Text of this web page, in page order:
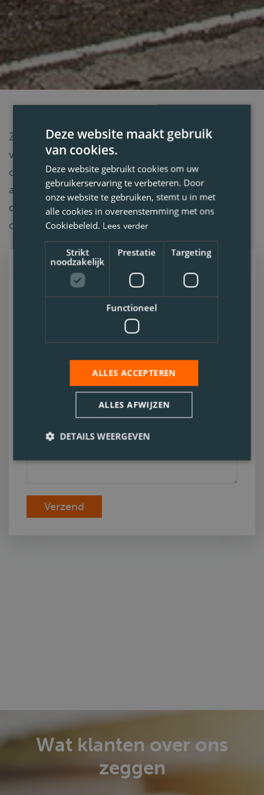
Zoekt u als opdrachtgever of transporteur een
vakbekwame chauffeur? Met behulp van
onderstaand formulier vraagt u direct een offerte
aan. Als uw aanvraag verstuurd is, neemt de
dichtstbijzijnde vestiging zo snel mogelijk contact
op om uw wensen te bespreken.
Neem contact met ons
Voornaam
Achternaam
Telefoonnummer
Jouw vraag
Verzend
Wat klanten over ons
zeggen
Deze website maakt gebruik
van cookies.
Deze website gebruikt cookies om uw
gebruikerservaring te verbeteren. Door
onze website te gebruiken, stemt u in met
alle cookies in overeenstemming met ons
Cookiebeleid. Lees verder
Strikt
noodzakelijk
Prestatie Targeting
Functioneel
ALLES ACCEPTEREN
ALLES AFWIJZEN
DETAILS WEERGEVEN